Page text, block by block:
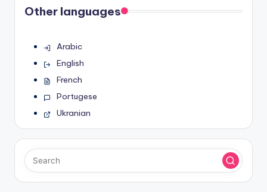
Other languages
Arabic
English
French
Portugese
Ukranian